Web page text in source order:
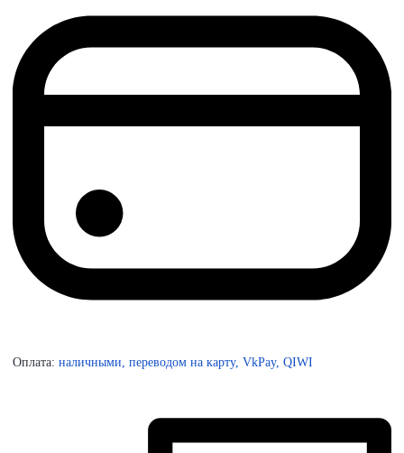
Оплата: наличными, переводом на карту, VkPay, QIWI